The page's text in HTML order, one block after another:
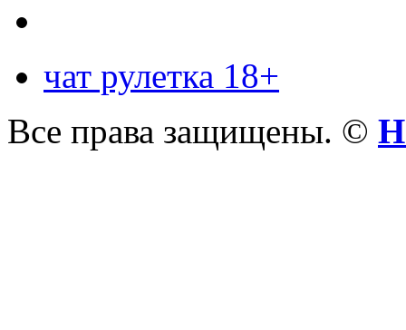
чат рулетка 18+
Все права защищены. ©